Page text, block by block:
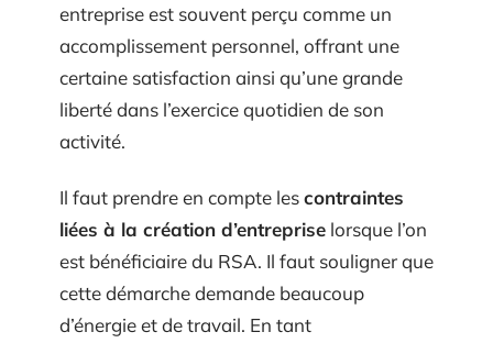
entreprise est souvent perçu comme un
accomplissement personnel, offrant une
certaine satisfaction ainsi qu’une grande
liberté dans l’exercice quotidien de son
activité.
Il faut prendre en compte lescontraintes
liées à la création d’entreprise lorsque l’on
est bénéficiaire du RSA. Il faut souligner que
cette démarche demande beaucoup
d’énergie et de travail. En tant